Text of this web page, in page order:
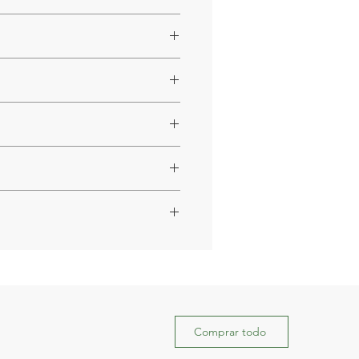
Comprar todo